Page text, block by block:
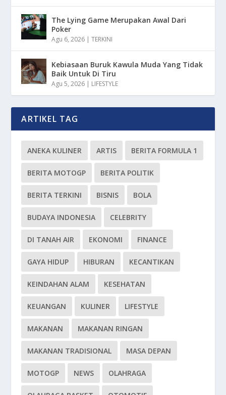
The Lying Game Merupakan Awal Dari
Poker
Agu 6, 2026 |TERKINI
Kebiasaan Buruk Kawula Muda Yang Tidak
Baik Untuk Di Tiru
Agu 5, 2026 | LIFESTYLE
ARTIKEL TAG
ANEKA KULINER ARTIS BERITA FORMULA 1
BERITA MOTOGP BERITA POLITIK
BERITA TERKINI BISNIS BOLA
BUDAYA INDONESIA CELEBRITY
DI TANAH AIR EKONOMI FINANCE
GAYA HIDUP HIBURAN KECANTIKAN
KEINDAHAN ALAM KESEHATAN
KEUANGAN KULINER LIFESTYLE
MAKANAN MAKANAN RINGAN
MAKANAN TRADISIONAL MASA DEPAN
MOTOGP NEWS OLAHRAGA